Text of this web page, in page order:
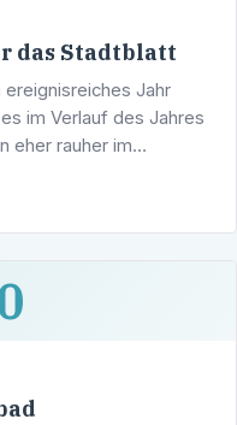
das Stadtblatt
ereignisreiches Jahr
im Verlauf des Jahres
eher rauher im